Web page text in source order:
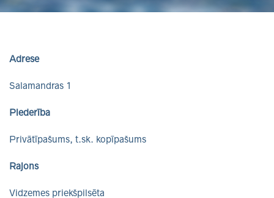
Adrese
Salamandras 1
Piederība
Privātīpašums, t.sk. kopīpašums
Rajons
Vidzemes priekšpilsēta